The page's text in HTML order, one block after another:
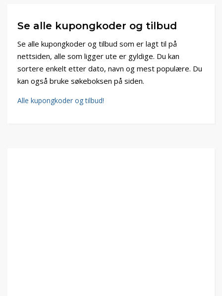
Se alle kupongkoder og tilbud
Se alle kupongkoder og tilbud som er lagt til på
nettsiden, alle som ligger ute er gyldige. Du kan
sortere enkelt etter dato, navn og mest populære. Du
kan også bruke søkeboksen på siden.
Alle kupongkoder og tilbud!